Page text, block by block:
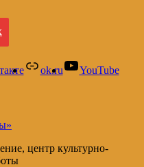
ok.ru YouTube
центр культурно-